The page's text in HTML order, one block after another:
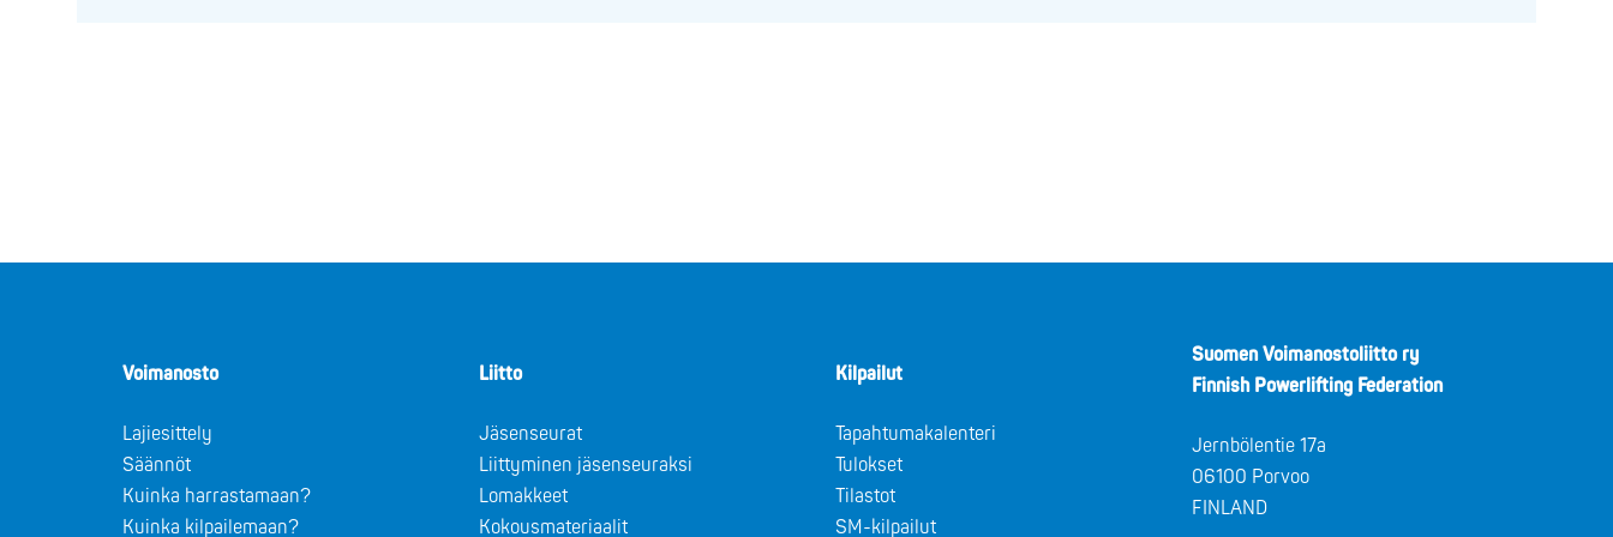
Voimanosto
Lajiesittely
Säännöt
Kuinka harrastamaan?
Kuinka kilpailemaan?
Liitto
Jäsenseurat
Liittyminen jäsenseuraksi
Lomakkeet
Kokousmateriaalit
Kilpailut
Tapahtumakalenteri
Tulokset
Tilastot
SM-kilpailut
Suomen Voimanostoliitto ry
Finnish Powerlifting Federation
Jernbölentie 17a
06100 Porvoo
FINLAND